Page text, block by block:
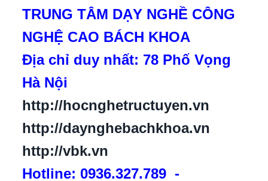
TRUNG TÂM DẠY NGHỀ CÔNG
NGHỆ CAO BÁCH KHOA
Địa chỉ duy nhất: 78 Phố Vọng
Hà Nội
http://hocnghetructuyen.vn
http://daynghebachkhoa.vn
http://vbk.vn
Hotline: 0936.327.789 -